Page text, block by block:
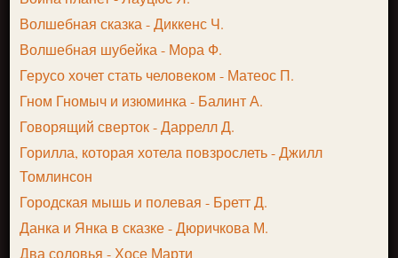
Волшебная сказка - Диккенс Ч.
Волшебная шубейка - Мора Ф.
Герусо хочет стать человеком - Матеос П.
Гном Гномыч и изюминка - Балинт А.
Говорящий сверток - Даррелл Д.
Горилла, которая хотела повзрослеть - Джилл
Томлинсон
Городская мышь и полевая - Бретт Д.
Данка и Янка в сказке - Дюричкова М.
Два соловья - Хосе Марти